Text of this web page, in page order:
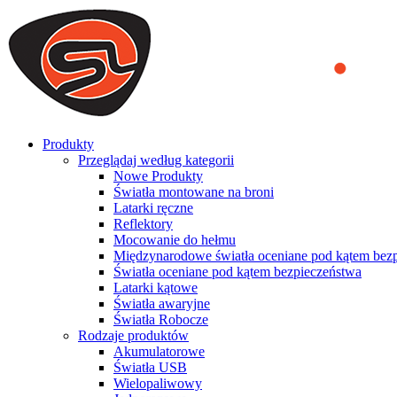
We use cookies to ensure that we provide you the best experience
you a better experience. To learn more or to find out how you can
ACCEPT AND CLOSE
Produkty
Przeglądaj według kategorii
Nowe Produkty
Światła montowane na broni
Latarki ręczne
Reflektory
Mocowanie do hełmu
Międzynarodowe światła oceniane pod kątem
Światła oceniane pod kątem bezpieczeństwa
Latarki kątowe
Światła awaryjne
Światła Robocze
Rodzaje produktów
Akumulatorowe
Światła USB
Wielopaliwowy